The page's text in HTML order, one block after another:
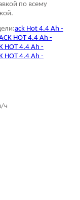
по всему
ack Hot 4.4 Ah -
HOT 4.4 Ah -
HOT 4.4 Ah -
HOT 4.4 Ah -
ч